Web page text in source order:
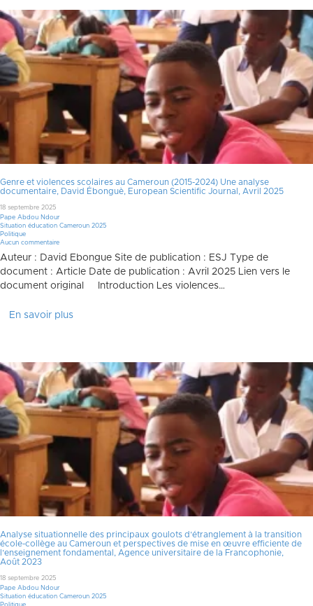
Genre et violences scolaires au Cameroun (2015-2024) Une analyse
documentaire, David Ébonguè, European Scientific Journal, Avril 2025
18 septembre 2025
Pape Abdou Ndour
Situation éducation Cameroun 2025
Politique
Aucun commentaire
Auteur : David Ebongue Site de publication : ESJ Type de
document : Article Date de publication : Avril 2025 Lien vers le
document original Introduction Les violences…
En savoir plus
Analyse situationnelle des principaux goulots d’étranglement à la transition
école-collège au Cameroun et perspectives de mise en œuvre efficiente de
l’enseignement fondamental, Agence universitaire de la Francophonie,
Août 2023
18 septembre 2025
Pape Abdou Ndour
Situation éducation Cameroun 2025